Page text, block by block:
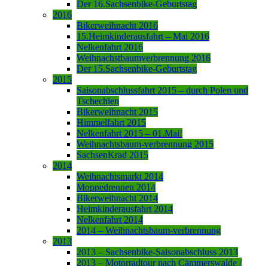
Der 16.Sachsenbike-Geburtstag
2016
Bikerweihnacht 2016
15.Heimkinderausfahrt – Mai 2016
Nelkenfahrt 2016
Weihnachstbaumverbrennung 2016
Der 15.Sachsenbike-Geburtstag
2015
Saisonabschlussfahrt 2015 – durch Polen und
Tschechien
Bikerweihnacht 2015
Himmelfahrt 2015
Nelkenfahrt 2015 – 01.Mai!
Weihnachtsbaum-verbrennung 2015
SachsenKrad 2015
2014
Weihnachtsmarkt 2014
Moppedrennen 2014
Bikerweihnacht 2014
Heimkinderausfahrt 2014
Nelkenfahrt 2014
2014 – Weihnachtsbaum-verbrennung
2013
2013 – Sachsenbike-Saisonabschluss 2013
2013 – Motorradtour nach Cämmerswalde /